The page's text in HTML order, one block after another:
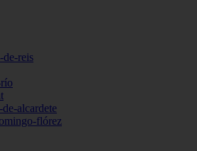
de-reis
alcardete
flórez